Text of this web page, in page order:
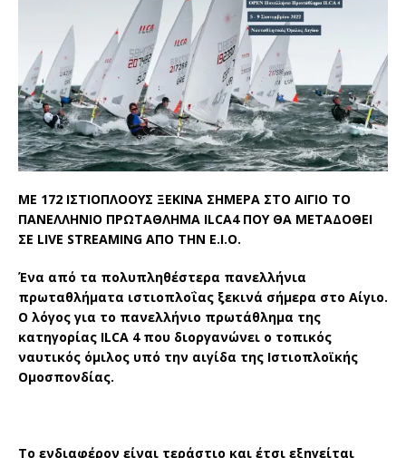
ΜΕ 172 ΙΣΤΙΟΠΛΟΟΥΣ ΞΕΚΙΝΑ ΣΗΜΕΡΑ ΣΤΟ ΑΙΓΙΟ ΤΟ
ΠΑΝΕΛΛΗΝΙΟ ΠΡΩΤΑΘΛΗΜΑ ILCA4 ΠΟΥ ΘΑ ΜΕΤΑΔΟΘΕΙ
ΣΕ LIVE STREAMING ΑΠΟ ΤΗΝ Ε.Ι.Ο.
Ένα από τα πολυπληθέστερα πανελλήνια
πρωταθλήματα ιστιοπλοΐας ξεκινά σήμερα στο Αίγιο.
Ο λόγος για το πανελλήνιο πρωτάθλημα της
κατηγορίας ILCA 4 που διοργανώνει ο τοπικός
ναυτικός όμιλος υπό την αιγίδα της Ιστιοπλοϊκής
Ομοσπονδίας.
Το ενδιαφέρον είναι τεράστιο και έτσι εξηγείται